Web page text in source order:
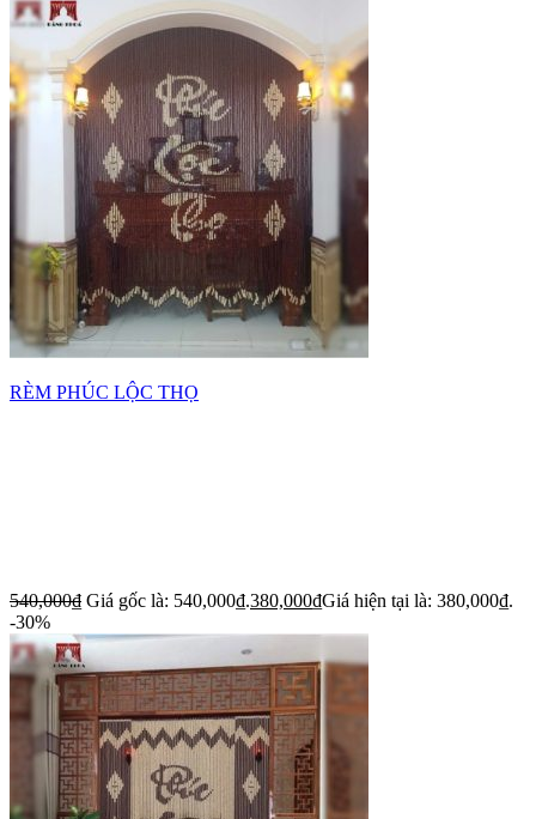
RÈM PHÚC LỘC THỌ
540,000₫ Giá gốc là: 540,000₫.380,000₫Giá hiện tại là: 380,000₫.
-30%